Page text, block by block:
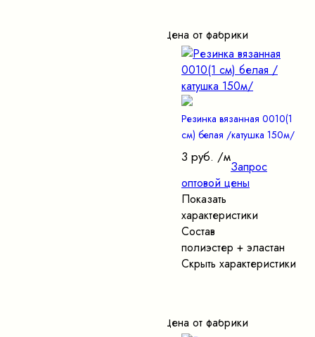
Цена от фабрики
Резинка вязанная 0010(1
см) белая /катушка 150м/
3 руб. /м
Запрос
оптовой цены
Показать
характеристики
Состав
полиэстер + эластан
Скрыть характеристики
Цена от фабрики